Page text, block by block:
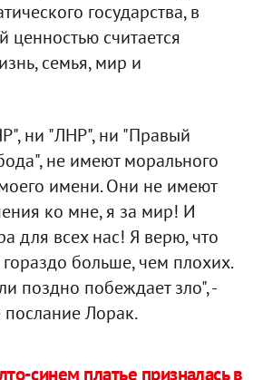
государства, в
ценностью считается
семья, мир и
ни "ЛНР", ни "Правый
не имеют морального
имени. Они не имеют
ко мне, я за мир! И
для всех нас! Я верю, что
больше, чем плохих.
поздно побеждает зло", -
Лорак.
синем платье призналась в